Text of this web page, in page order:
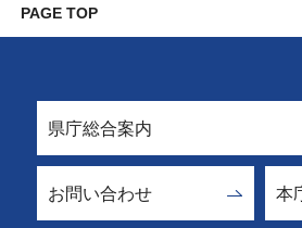
PAGE TOP
県庁総合案内
お問い合わせ 本